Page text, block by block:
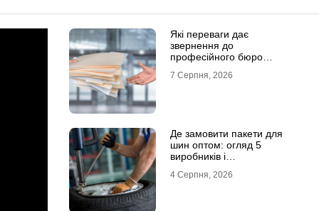
Які переваги дає
звернення до
професійного бюро
7 Серпня, 2026
Де замовити пакети для
шин оптом: огляд 5
виробників і
4 Серпня, 2026